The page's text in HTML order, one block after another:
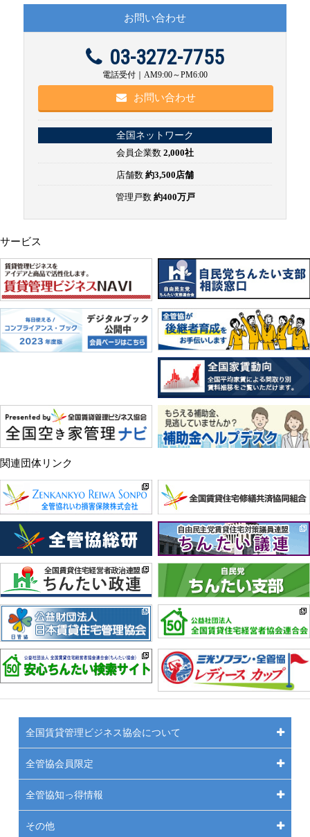
お問い合わせ
03-3272-7755
電話受付｜AM9:00～PM6:00
お問い合わせ
全国ネットワーク
会員企業数 2,000社
店舗数 約3,500店舗
管理戸数 約400万戸
サービス
関連団体リンク
全国賃貸管理ビジネス協会について
全管協会員限定
全管協知っ得情報
その他